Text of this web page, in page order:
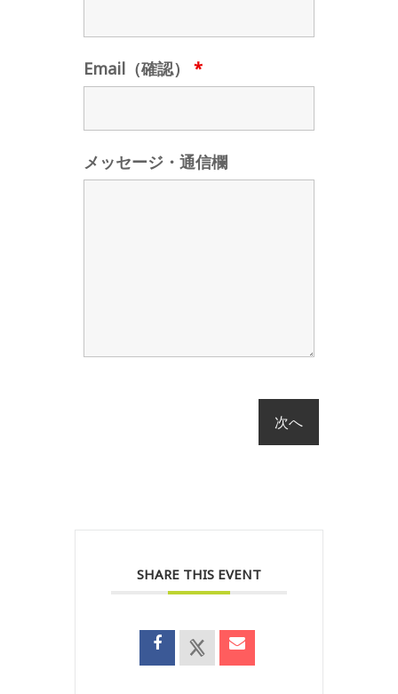
Email（確認） *
メッセージ・通信欄
SHARE THIS EVENT